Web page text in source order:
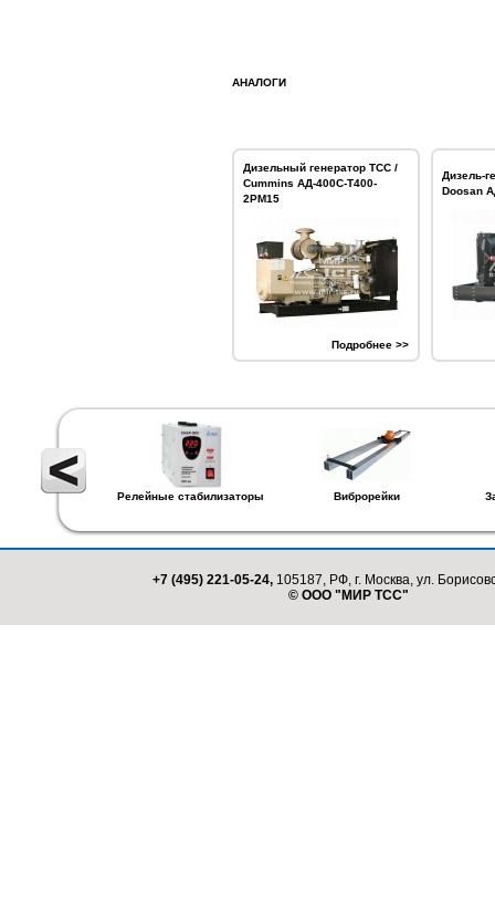
АНАЛОГИ
Дизельный генератор ТСС /
Cummins АД-400С-Т400-
2РМ15
Подробнее >>
Дизель-
Doosan
Релейные стабилизаторы Виброрейки
+7 (495) 221-05-24, 105187, РФ, г. Москва, ул.
© ООО "МИР ТСС"